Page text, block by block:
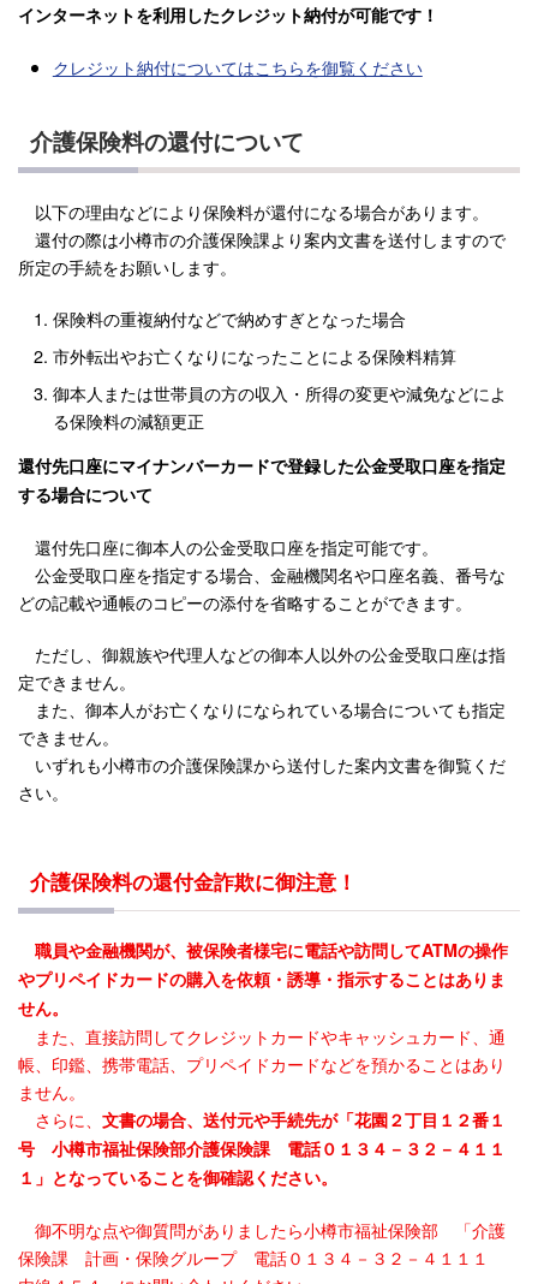
インターネットを利用したクレジット納付が可能です ！
クレジット納付についてはこちらを御覧ください
介護保険料の還付について
以下の理由などにより保険料が還付になる場合があります。
還付の際は小樽市の介護保険課より案内文書を送付しますので
所定の手続をお願いします。
保険料の重複納付などで納めすぎとなった場合
市外転出やお亡くなりになったことによる保険料精算
御本人または世帯員の方の収入・所得の変更や減免などによ
る保険料の減額更正
還付先口座にマイナンバーカードで登録した公金受取口座を指定
する場合について
還付先口座に御本人の公金受取口座を指定可能です。
公金受取口座を指定する場合、金融機関名や口座名義、番号な
どの記載や通帳のコピーの添付を省略することができます。
ただし、御親族や代理人などの御本人以外の公金受取口座は指
定できません。
また、御本人がお亡くなりになられている場合についても指定
できません。
いずれも小樽市の介護保険課から送付した案内文書を御覧くだ
さい。
介護保険料の還付金詐欺に御注意！
職員や金融機関が、被保険者様宅に電話や訪問してATMの操作
やプリペイドカードの購入を依頼・誘導・指示することはありま
せん。
また、直接訪問してクレジットカードやキャッシュカード、通
帳、印鑑、携帯電話、プリペイドカードなどを預かることはあり
ません。
さらに、 文書の場合、送付元や手続先が「花園２丁目１２番１
号 小樽市福祉保険部介護保険課 電話０１３４－３２－４１１
１」となっていることを御確認ください。
御不明な点や御質問がありましたら小樽市福祉保険部 「介護
保険課 計画・保険グループ 電話０１３４－３２－４１１１